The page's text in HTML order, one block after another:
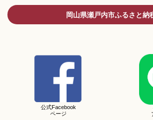
岡山県瀬戸内市ふるさと納
公式Facebook
ページ